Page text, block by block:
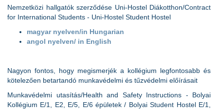
Nemzetközi hallgatók szerződése Uni-Hostel Diákotthon/Contract
for International Students - Uni-Hostel Student Hostel
magyar nyelven/in Hungarian
angol nyelven/ in English
Nagyon fontos, hogy megismerjék a kollégium legfontosabb és
kötelezően betartandó munkavédelmi és tűzvédelmi előírásait
Munkavédelmi utasítás/Health and Safety Instructions - Bolyai
Kollégium E/1, E2, E/5, E/6 épületek / Bolyai Student Hostel E/1,